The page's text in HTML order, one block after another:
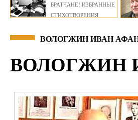
БРАТЧАНЕ! ИЗБРАННЫЕ
СТИХОТВОРЕНИЯ
ВОЛОГЖИН ИВАН
ВОЛОГЖИН